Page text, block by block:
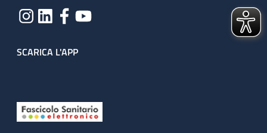
SCARICA L'APP